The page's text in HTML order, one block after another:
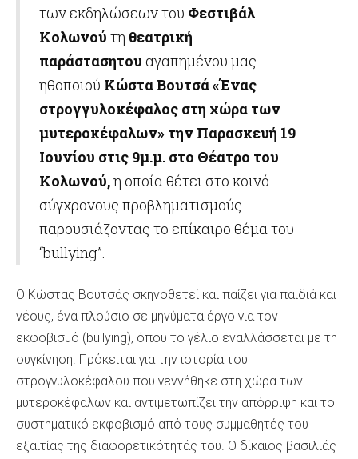
των εκδηλώσεων του Φεστιβάλ
Κολωνού τη θεατρική
παράστασητου αγαπημένου μας
ηθοποιού Κώστα Βουτσά«Ένας
στρογγυλοκέφαλος στη χώρα των
μυτεροκέφαλων» την Παρασκευή 19
Ιουνίου στις 9μ.μ. στο Θέατρο του
Κολωνού,η οποία θέτει στο κοινό
σύγχρονους προβληματισμούς
παρουσιάζοντας το επίκαιρο θέμα του
“bullying”.
Ο Κώστας Βουτσάς σκηνοθετεί και παίζει για παιδιά και
νέους, ένα πλούσιο σε μηνύματα έργο για τον
εκφοβισμό (bullying), όπου το γέλιο εναλλάσσεται με τη
συγκίνηση. Πρόκειται για την ιστορία του
στρογγυλοκέφαλου που γεννήθηκε στη χώρα των
μυτεροκέφαλων και αντιμετωπίζει την απόρριψη και το
συστηματικό εκφοβισμό από τους συμμαθητές του
εξαιτίας της διαφορετικότητάς του. Ο δίκαιος βασιλιάς